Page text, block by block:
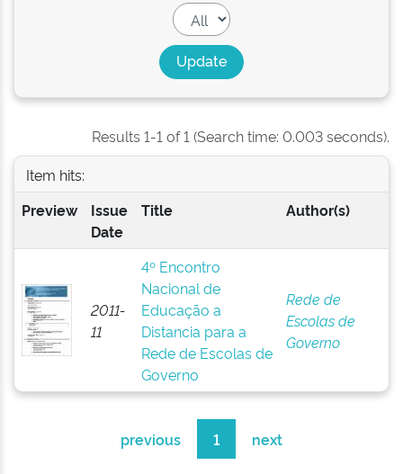
Results 1-1 of 1 (Search time: 0.003 seconds).
Item hits:
Preview
Issue
Date
Title Author(s)
2011-
11
4º Encontro
Nacional de
Educação a
Distancia para a
Rede de Escolas de
Governo
Rede de
Escolas de
Governo
previous 1 next